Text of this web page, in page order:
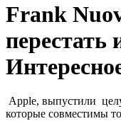
Frank
перестать
Apple, выпустили
которые совместимы